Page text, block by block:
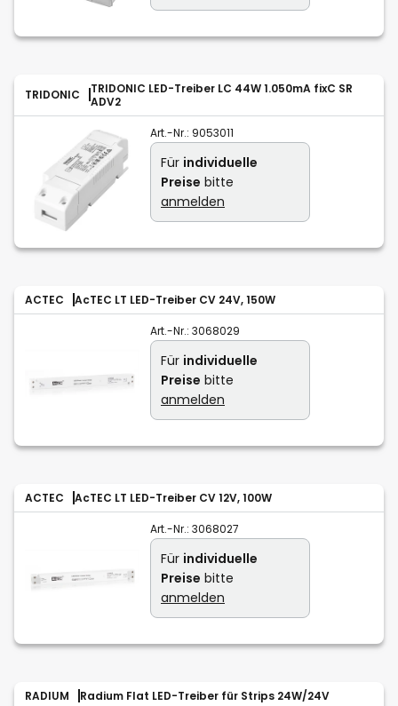
TRIDONIC
TRIDONIC LED-Treiber LC 44W 1.050mA fixC SR
ADV2
Art.-Nr.: 9053011
Für individuelle
Preise bitte
anmelden
ACTEC AcTEC LT LED-Treiber CV 24V, 150W
Art.-Nr.: 3068029
Für individuelle
Preise bitte
anmelden
ACTEC AcTEC LT LED-Treiber CV 12V, 100W
Art.-Nr.: 3068027
Für individuelle
Preise bitte
anmelden
RADIUM Radium Flat LED-Treiber für Strips 24W/24V